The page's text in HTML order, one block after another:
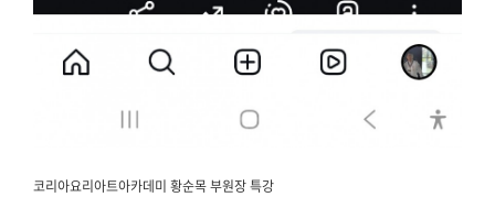
코리아요리아트아카데미 황순목 부원장 특강